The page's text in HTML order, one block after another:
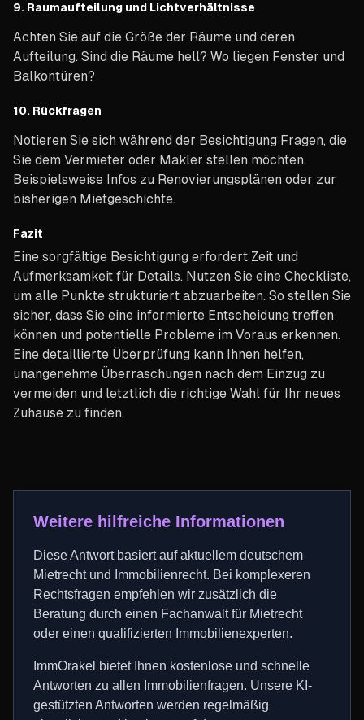
9. Raumaufteilung und Lichtverhältnisse
Achten Sie auf die Größe der Räume und deren
Aufteilung. Sind die Räume hell? Wo liegen Fenster und
Balkontüren?
10. Rückfragen
Notieren Sie sich während der Besichtigung Fragen, die
Sie dem Vermieter oder Makler stellen möchten.
Beispielsweise Infos zu Renovierungsplänen oder zur
bisherigen Mietgeschichte.
Fazit
Eine sorgfältige Besichtigung erfordert Zeit und
Aufmerksamkeit für Details. Nutzen Sie eine Checkliste,
um alle Punkte strukturiert abzuarbeiten. So stellen Sie
sicher, dass Sie eine informierte Entscheidung treffen
können und potentielle Probleme im Voraus erkennen.
Eine detaillierte Überprüfung kann Ihnen helfen,
unangenehme Überraschungen nach dem Einzug zu
vermeiden und letztlich die richtige Wahl für Ihr neues
Zuhause zu finden.
Weitere hilfreiche Informationen
Diese Antwort basiert auf aktuellem deutschem
Mietrecht und Immobilienrecht. Bei komplexeren
Rechtsfragen empfehlen wir zusätzlich die
Beratung durch einen Fachanwalt für Mietrecht
oder einen qualifizierten Immobilienexperten.
ImmOrakel bietet Ihnen kostenlose und schnelle
Antworten zu allen Immobilienfragen. Unsere KI-
gestützten Antworten werden regelmäßig